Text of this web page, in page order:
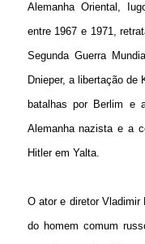
Alemanha Oriental,
entre 1967 e 1971,
Segunda Guerra
Dnieper, a libertação de
batalhas por Berlim e
Alemanha nazista e a
Hitler em Yalta.
O ator e diretor Vladimir
do homem comum